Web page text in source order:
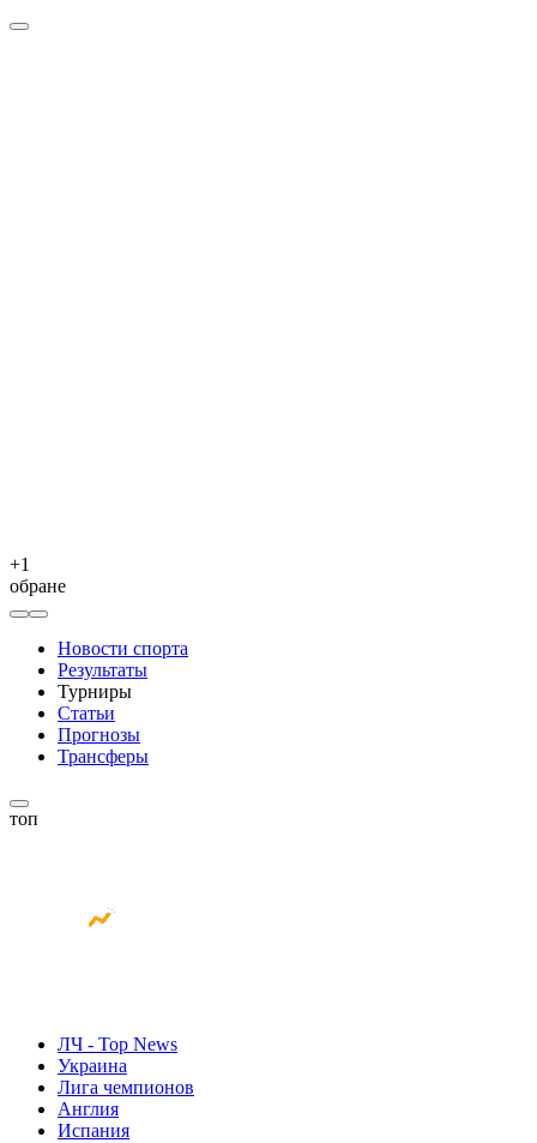
+1
обране
Новости спорта
Результаты
Турниры
Статьи
Прогнозы
Трансферы
топ
ЛЧ - Top News
Украина
Лига чемпионов
Англия
Испания